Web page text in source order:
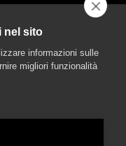
nel sito
informazioni sulle
migliori funzionalità